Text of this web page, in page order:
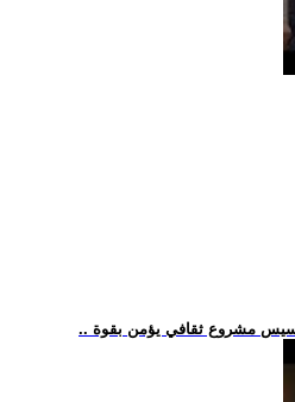
تأسيس مشروع ثقافي يؤمن بقوة